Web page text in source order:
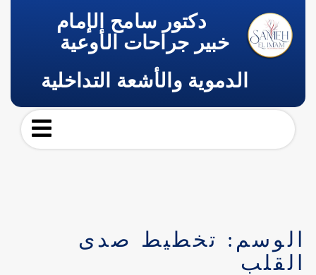
دكتور سامح الإمام
خبير جراحات الأوعية
الدموية والأشعة التداخلية
الوسم: تخطيط صدى
القلب